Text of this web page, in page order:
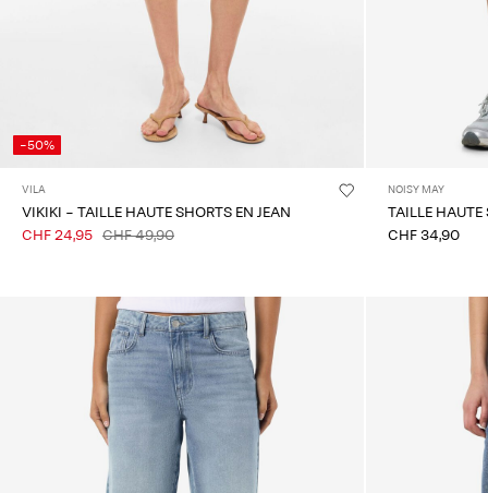
-50%
VILA
VIKIKI - TAILLE HAUTE SHORTS EN JEAN
CHF 24,95 CHF 49,90
NOISY MAY
TAILLE HAUTE
CHF 34,90